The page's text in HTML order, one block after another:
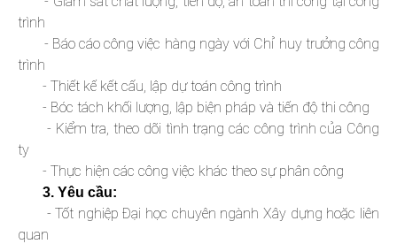
trình
- Báo cáo công việc hàng ngày với Chỉ huy trưởng công
trình
- Thiết kế kết cấu, lập dự toán công trình
- Bóc tách khối lượng, lập biện pháp và tiến độ thi công
- Kiểm tra, theo dõi tình trạng các công trình của Công
ty
- Thực hiện các công việc khác theo sự phân công
3. Yêu cầu:
- Tốt nghiệp Đại học chuyên ngành Xây dựng hoặc liên
quan